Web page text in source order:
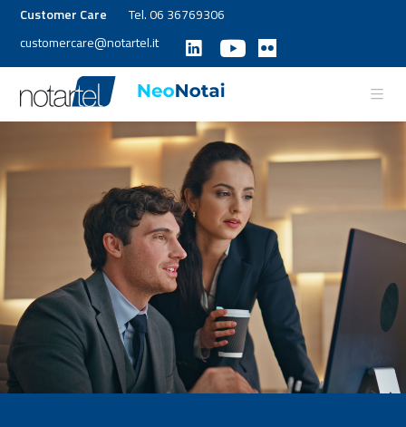
Customer Care
Tel. 06 36769306
customercare@notartel.it